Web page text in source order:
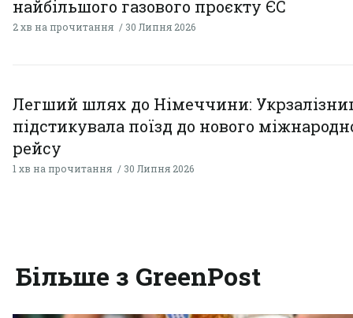
найбільшого газового проєкту ЄС
2 хв на прочитання 30 Липня 2026
Легший шлях до Німеччини:
підстикувала поїзд до нового
рейсу
1 хв на прочитання 30 Липня 2026
Більше з GreenPost